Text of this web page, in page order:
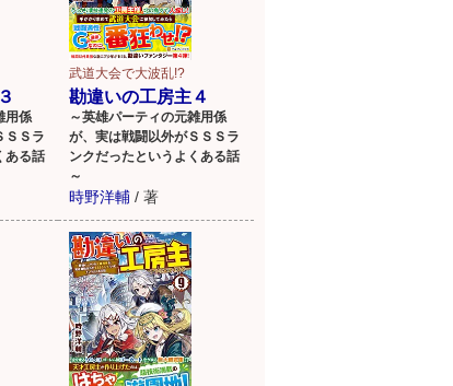
用係
ＳＳラ
ある話
武道大会で大波乱!?
勘違いの工房主４
～英雄パーティの元雑用係
が、実は戦闘以外がＳＳＳラ
ンクだったというよくある話
～
時野洋輔 / 著